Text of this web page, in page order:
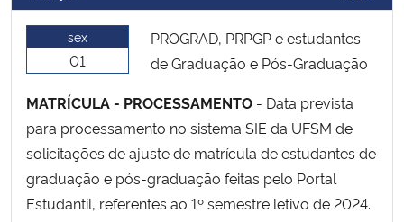
sex
01
PROGRAD, PRPGP e estudantes
de Graduação e Pós-Graduação
MATRÍCULA - PROCESSAMENTO - Data prevista
para processamento no sistema SIE da UFSM de
solicitações de ajuste de matrícula de estudantes de
graduação e pós-graduação feitas pelo Portal
Estudantil, referentes ao 1º semestre letivo de 2024.